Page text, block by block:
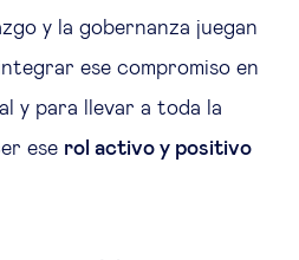
y la gobernanza juegan
ese compromiso en
y para llevar a toda la
ese rol activo y positivo